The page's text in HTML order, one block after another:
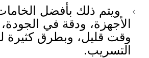
ويتم ذلك بأفضل
الأجهزة، ودقة في
وقت قليل، وبطرق
التسريب.